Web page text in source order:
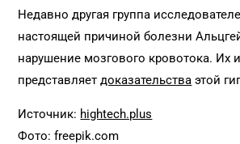
Недавно другая группа
настоящей причиной болезни
нарушение мозгового кровотока. Их
представляетдоказательства этой
Источник: hightech.plus
Фото: freepik.com